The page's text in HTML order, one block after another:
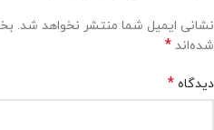
نشانی ایمیل شما منتشر نخواهد شد.
شده‌اند *
دیدگاه *